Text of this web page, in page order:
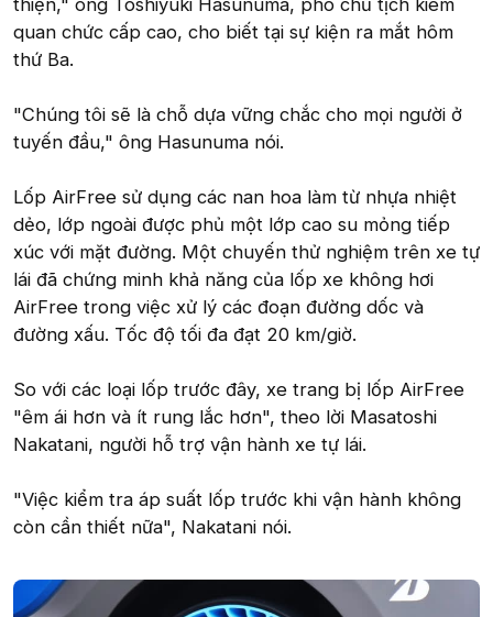
quan chức cấp cao, cho biết tại sự kiện ra mắt hôm
thứ Ba.
"Chúng tôi sẽ là chỗ dựa vững chắc cho mọi người ở
tuyến đầu," ông Hasunuma nói.
Lốp AirFree sử dụng các nan hoa làm từ nhựa nhiệt
dẻo, lớp ngoài được phủ một lớp cao su mỏng tiếp
xúc với mặt đường. Một chuyến thử nghiệm trên xe tự
lái đã chứng minh khả năng của lốp xe không hơi
AirFree trong việc xử lý các đoạn đường dốc và
đường xấu. Tốc độ tối đa đạt 20 km/giờ.
So với các loại lốp trước đây, xe trang bị lốp AirFree
"êm ái hơn và ít rung lắc hơn", theo lời Masatoshi
Nakatani, người hỗ trợ vận hành xe tự lái.
"Việc kiểm tra áp suất lốp trước khi vận hành không
còn cần thiết nữa", Nakatani nói.